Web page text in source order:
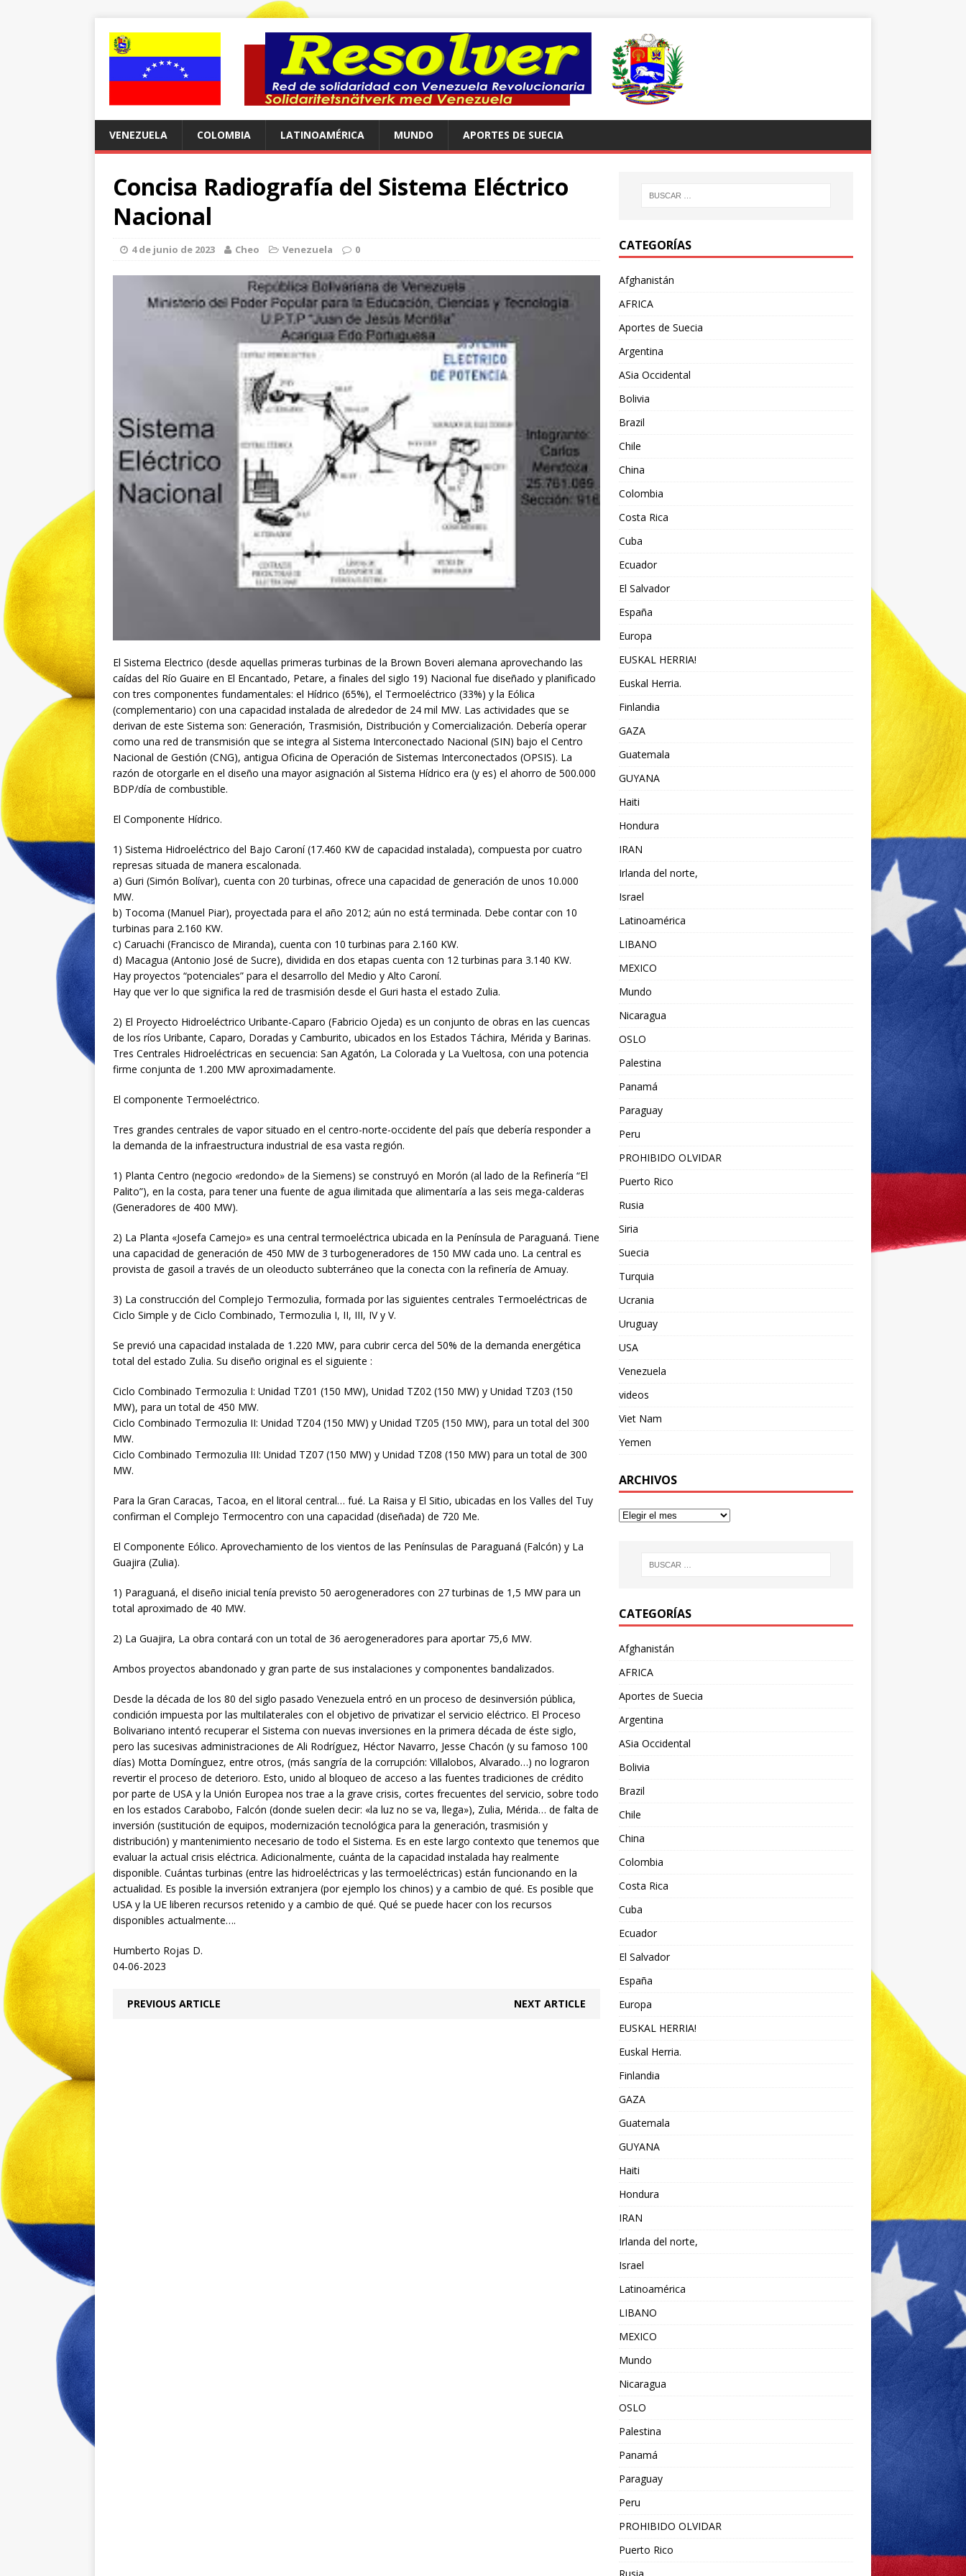
VENEZUELA COLOMBIA LATINOAMÉRICA MUNDO APORTES DE SUECIA
Concisa Radiografía del Sistema Eléctrico
Nacional
4 de junio de 2023 Cheo Venezuela 0
El Sistema Electrico (desde aquellas primeras turbinas de la Brown Boveri alemana aprovechando las
caídas del Río Guaire en El Encantado, Petare, a finales del siglo 19) Nacional fue diseñado y planificado
con tres componentes fundamentales: el Hídrico (65%), el Termoeléctrico (33%) y la Eólica
(complementario) con una capacidad instalada de alrededor de 24 mil MW. Las actividades que se
derivan de este Sistema son: Generación, Trasmisión, Distribución y Comercialización. Debería operar
como una red de transmisión que se integra al Sistema Interconectado Nacional (SIN) bajo el Centro
Nacional de Gestión (CNG), antigua Oficina de Operación de Sistemas Interconectados (OPSIS). La
razón de otorgarle en el diseño una mayor asignación al Sistema Hídrico era (y es) el ahorro de 500.000
BDP/día de combustible.
El Componente Hídrico.
1) Sistema Hidroeléctrico del Bajo Caroní (17.460 KW de capacidad instalada), compuesta por cuatro
represas situada de manera escalonada.
a) Guri (Simón Bolívar), cuenta con 20 turbinas, ofrece una capacidad de generación de unos 10.000
MW.
b) Tocoma (Manuel Piar), proyectada para el año 2012; aún no está terminada. Debe contar con 10
turbinas para 2.160 KW.
c) Caruachi (Francisco de Miranda), cuenta con 10 turbinas para 2.160 KW.
d) Macagua (Antonio José de Sucre), dividida en dos etapas cuenta con 12 turbinas para 3.140 KW.
Hay proyectos “potenciales” para el desarrollo del Medio y Alto Caroní.
Hay que ver lo que significa la red de trasmisión desde el Guri hasta el estado Zulia.
2) El Proyecto Hidroeléctrico Uribante-Caparo (Fabricio Ojeda) es un conjunto de obras en las cuencas
de los ríos Uribante, Caparo, Doradas y Camburito, ubicados en los Estados Táchira, Mérida y Barinas.
Tres Centrales Hidroeléctricas en secuencia: San Agatón, La Colorada y La Vueltosa, con una potencia
firme conjunta de 1.200 MW aproximadamente.
El componente Termoeléctrico.
Tres grandes centrales de vapor situado en el centro-norte-occidente del país que debería responder a
la demanda de la infraestructura industrial de esa vasta región.
1) Planta Centro (negocio «redondo» de la Siemens) se construyó en Morón (al lado de la Refinería “El
Palito”), en la costa, para tener una fuente de agua ilimitada que alimentaría a las seis mega-calderas
(Generadores de 400 MW).
2) La Planta «Josefa Camejo» es una central termoeléctrica ubicada en la Península de Paraguaná. Tiene
una capacidad de generación de 450 MW de 3 turbogeneradores de 150 MW cada uno. La central es
provista de gasoil a través de un oleoducto subterráneo que la conecta con la refinería de Amuay.
3) La construcción del Complejo Termozulia, formada por las siguientes centrales Termoeléctricas de
Ciclo Simple y de Ciclo Combinado, Termozulia I, II, III, IV y V.
Se previó una capacidad instalada de 1.220 MW, para cubrir cerca del 50% de la demanda energética
total del estado Zulia. Su diseño original es el siguiente :
Ciclo Combinado Termozulia I: Unidad TZ01 (150 MW), Unidad TZ02 (150 MW) y Unidad TZ03 (150
MW), para un total de 450 MW.
Ciclo Combinado Termozulia II: Unidad TZ04 (150 MW) y Unidad TZ05 (150 MW), para un total del 300
MW.
Ciclo Combinado Termozulia III: Unidad TZ07 (150 MW) y Unidad TZ08 (150 MW) para un total de 300
MW.
Para la Gran Caracas, Tacoa, en el litoral central… fué. La Raisa y El Sitio, ubicadas en los Valles del Tuy
confirman el Complejo Termocentro con una capacidad (diseñada) de 720 Me.
El Componente Eólico. Aprovechamiento de los vientos de las Penínsulas de Paraguaná (Falcón) y La
Guajira (Zulia).
1) Paraguaná, el diseño inicial tenía previsto 50 aerogeneradores con 27 turbinas de 1,5 MW para un
total aproximado de 40 MW.
2) La Guajira, La obra contará con un total de 36 aerogeneradores para aportar 75,6 MW.
Ambos proyectos abandonado y gran parte de sus instalaciones y componentes bandalizados.
Desde la década de los 80 del siglo pasado Venezuela entró en un proceso de desinversión pública,
condición impuesta por las multilaterales con el objetivo de privatizar el servicio eléctrico. El Proceso
Bolivariano intentó recuperar el Sistema con nuevas inversiones en la primera década de éste siglo,
pero las sucesivas administraciones de Ali Rodríguez, Héctor Navarro, Jesse Chacón (y su famoso 100
días) Motta Domínguez, entre otros, (más sangría de la corrupción: Villalobos, Alvarado…) no lograron
revertir el proceso de deterioro. Esto, unido al bloqueo de acceso a las fuentes tradiciones de crédito
por parte de USA y la Unión Europea nos trae a la grave crisis, cortes frecuentes del servicio, sobre todo
en los estados Carabobo, Falcón (donde suelen decir: «la luz no se va, llega»), Zulia, Mérida… de falta de
inversión (sustitución de equipos, modernización tecnológica para la generación, trasmisión y
distribución) y mantenimiento necesario de todo el Sistema. Es en este largo contexto que tenemos que
evaluar la actual crisis eléctrica. Adicionalmente, cuánta de la capacidad instalada hay realmente
disponible. Cuántas turbinas (entre las hidroeléctricas y las termoeléctricas) están funcionando en la
actualidad. Es posible la inversión extranjera (por ejemplo los chinos) y a cambio de qué. Es posible que
USA y la UE liberen recursos retenido y a cambio de qué. Qué se puede hacer con los recursos
disponibles actualmente….
Humberto Rojas D.
04-06-2023
PREVIOUS ARTICLE NEXT ARTICLE
CATEGORÍAS
Afghanistán
AFRICA
Aportes de Suecia
Argentina
ASia Occidental
Bolivia
Brazil
Chile
China
Colombia
Costa Rica
Cuba
Ecuador
El Salvador
España
Europa
EUSKAL HERRIA!
Euskal Herria.
Finlandia
GAZA
Guatemala
GUYANA
Haiti
Hondura
IRAN
Irlanda del norte,
Israel
Latinoamérica
LIBANO
MEXICO
Mundo
Nicaragua
OSLO
Palestina
Panamá
Paraguay
Peru
PROHIBIDO OLVIDAR
Puerto Rico
Rusia
Siria
Suecia
Turquia
Ucrania
Uruguay
USA
Venezuela
videos
Viet Nam
Yemen
ARCHIVOS
CATEGORÍAS
Afghanistán
AFRICA
Aportes de Suecia
Argentina
ASia Occidental
Bolivia
Brazil
Chile
China
Colombia
Costa Rica
Cuba
Ecuador
El Salvador
España
Europa
EUSKAL HERRIA!
Euskal Herria.
Finlandia
GAZA
Guatemala
GUYANA
Haiti
Hondura
IRAN
Irlanda del norte,
Israel
Latinoamérica
LIBANO
MEXICO
Mundo
Nicaragua
OSLO
Palestina
Panamá
Paraguay
Peru
PROHIBIDO OLVIDAR
Puerto Rico